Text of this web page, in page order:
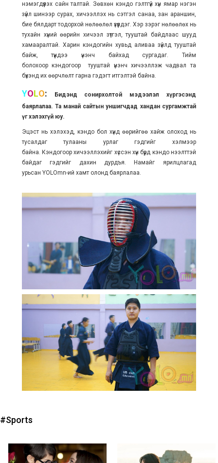
нэмэгдүүлэх сайн талтай. Зөвхөн кэндо гэлтгүй хүн ямар нэгэн
зүйл шинээр сурах, хичээллэх нь сэтгэл санаа, зан араншин,
бие бялдарт тодорхой нөлөөлөл үзүүлдэг. Хэр зэрэг нөлөөлөх нь
тухайн хүний өөрийн хичээл зүтгэл, тууштай байдлаас шууд
хамааралтай. Харин кэндогийн хувьд аливаа зүйлд тууштай
байж, түүндээ үнэнч байхад сургадаг. Тийм
болохоор кэндогоор тууштай үнэнч хичээллэж чадвал та
бүхэнд их өөрчлөлт гарна гэдэгт итгэлтэй байна.
YOLO:
Бидэнд сонирхолтой мэдээлэл хүргэсэнд
баярлалаа. Та манай сайтын уншигчдад хандан сургамжтай
үг хэлэхгүй юу.
Эцэст нь хэлэхэд, кэндо бол хүнд өөрийгөө хайж олоход нь
тусалдаг тулааны урлаг гэдгийг хэлмээр
байна. Кэндогоор хичээллэхийг хүссэн хүн бүрд кэндо нээлттэй
байдаг гэдгийг дахин дурдъя. Намайг ярилцлагад
урьсан YOLOmn-ий хамт олонд баярлалаа.
#Sports